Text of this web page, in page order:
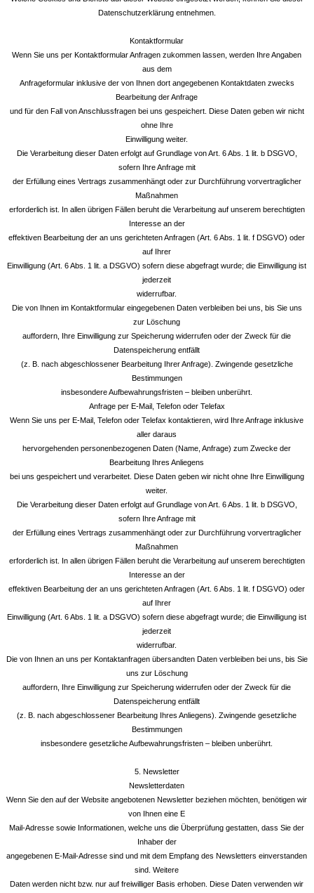
Datenschutzerklärung entnehmen.
Kontaktformular
Wenn Sie uns per Kontaktformular Anfragen zukommen lassen, werden Ihre Angaben
aus dem
Anfrageformular inklusive der von Ihnen dort angegebenen Kontaktdaten zwecks
Bearbeitung der Anfrage
und für den Fall von Anschlussfragen bei uns gespeichert. Diese Daten geben wir nicht
ohne Ihre
Einwilligung weiter.
Die Verarbeitung dieser Daten erfolgt auf Grundlage von Art. 6 Abs. 1 lit. b DSGVO,
sofern Ihre Anfrage mit
der Erfüllung eines Vertrags zusammenhängt oder zur Durchführung vorvertraglicher
Maßnahmen
erforderlich ist. In allen übrigen Fällen beruht die Verarbeitung auf unserem berechtigten
Interesse an der
effektiven Bearbeitung der an uns gerichteten Anfragen (Art. 6 Abs. 1 lit. f DSGVO) oder
auf Ihrer
Einwilligung (Art. 6 Abs. 1 lit. a DSGVO) sofern diese abgefragt wurde; die Einwilligung ist
jederzeit
widerrufbar.
Die von Ihnen im Kontaktformular eingegebenen Daten verbleiben bei uns, bis Sie uns
zur Löschung
auffordern, Ihre Einwilligung zur Speicherung widerrufen oder der Zweck für die
Datenspeicherung entfällt
(z. B. nach abgeschlossener Bearbeitung Ihrer Anfrage). Zwingende gesetzliche
Bestimmungen
insbesondere Aufbewahrungsfristen – bleiben unberührt.
Anfrage per E-Mail, Telefon oder Telefax
Wenn Sie uns per E-Mail, Telefon oder Telefax kontaktieren, wird Ihre Anfrage inklusive
aller daraus
hervorgehenden personenbezogenen Daten (Name, Anfrage) zum Zwecke der
Bearbeitung Ihres Anliegens
bei uns gespeichert und verarbeitet. Diese Daten geben wir nicht ohne Ihre Einwilligung
weiter.
Die Verarbeitung dieser Daten erfolgt auf Grundlage von Art. 6 Abs. 1 lit. b DSGVO,
sofern Ihre Anfrage mit
der Erfüllung eines Vertrags zusammenhängt oder zur Durchführung vorvertraglicher
Maßnahmen
erforderlich ist. In allen übrigen Fällen beruht die Verarbeitung auf unserem berechtigten
Interesse an der
effektiven Bearbeitung der an uns gerichteten Anfragen (Art. 6 Abs. 1 lit. f DSGVO) oder
auf Ihrer
Einwilligung (Art. 6 Abs. 1 lit. a DSGVO) sofern diese abgefragt wurde; die Einwilligung ist
jederzeit
widerrufbar.
Die von Ihnen an uns per Kontaktanfragen übersandten Daten verbleiben bei uns, bis Sie
uns zur Löschung
auffordern, Ihre Einwilligung zur Speicherung widerrufen oder der Zweck für die
Datenspeicherung entfällt
(z. B. nach abgeschlossener Bearbeitung Ihres Anliegens). Zwingende gesetzliche
Bestimmungen
insbesondere gesetzliche Aufbewahrungsfristen – bleiben unberührt.
5. Newsletter
Newsletterdaten
Wenn Sie den auf der Website angebotenen Newsletter beziehen möchten, benötigen wir
von Ihnen eine E
Mail-Adresse sowie Informationen, welche uns die Überprüfung gestatten, dass Sie der
Inhaber der
angegebenen E-Mail-Adresse sind und mit dem Empfang des Newsletters einverstanden
sind. Weitere
Daten werden nicht bzw. nur auf freiwilliger Basis erhoben. Diese Daten verwenden wir